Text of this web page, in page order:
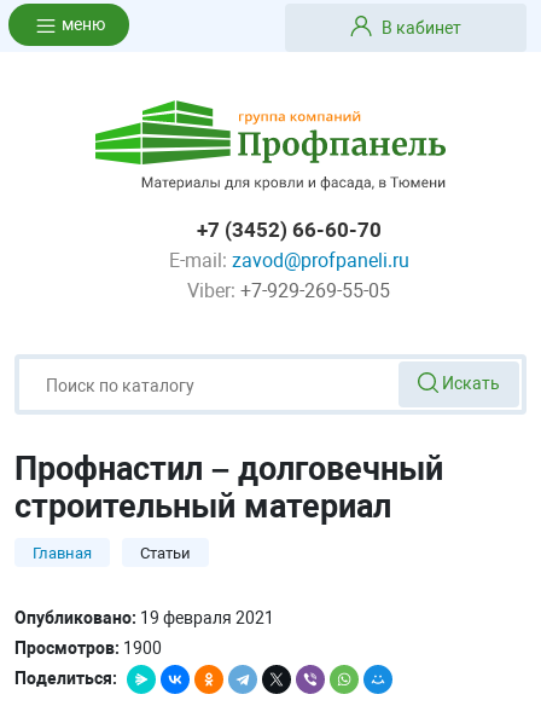
В кабинет
+7 (3452) 66-60-70
E-mail: zavod@profpaneli.ru
Viber: +7-929-269-55-05
Искать
Профнастил – долговечный
строительный материал
Главная Статьи
Опубликовано: 19 февраля 2021
Просмотров: 1900
Поделиться:
меню